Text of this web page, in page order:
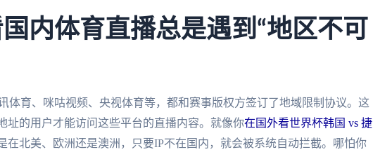
内体育直播总是遇到“地区不可
体育、咪咕视频、央视体育等，都和赛事版权方签订了地域限制协议。这
址的用户才能访问这些平台的直播内容。就像你在国外看世界杯韩国 vs 捷
在北美、欧洲还是澳洲，只要IP不在国内，就会被系统自动拦截。哪怕你